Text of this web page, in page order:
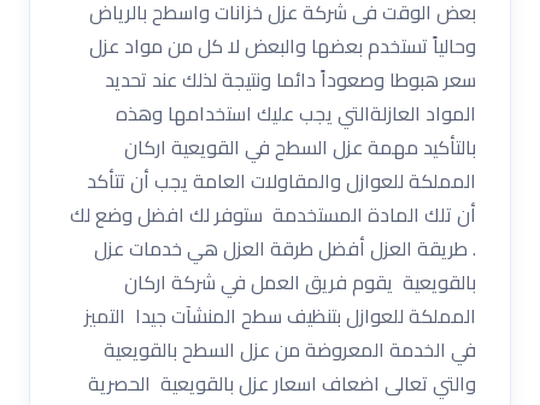
بعض الوقت فى شركة عزل خزانات واسطح بالرياض
وحالياً تستخدم بعضها والبعض لا كل من مواد عزل
سعر هبوطا وصعوداً دائما ونتيجة لذلك عند تحديد
المواد العازلةالتي يجب عليك استخدامها وهذه
بالتأكيد مهمة عزل السطح في القويعية اركان
المملكة للعوازل والمقاولات العامة يجب أن تتأكد
أن تلك المادة المستخدمة ستوفر لك افضل وضع لك
. طريقة العزل أفضل طرقة العزل هي خدمات عزل
بالقويعية يقوم فريق العمل في شركة اركان
المملكة للعوازل بتنظيف سطح المنشآت جيدا التميز
في الخدمة المعروضة من عزل السطح بالقويعية
والتي تعالى اضعاف اسعار عزل بالقويعية الحصرية